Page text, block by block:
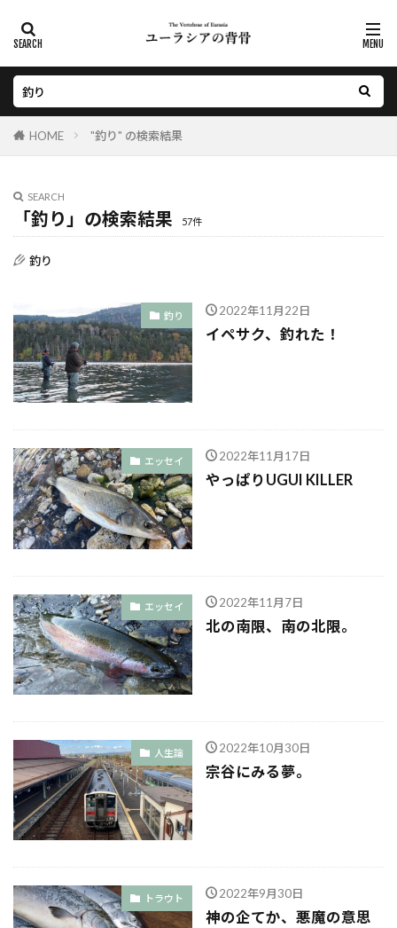
HOME "釣り" の検索結果
SEARCH
「釣り」の検索結果 57件
釣り
釣り 2022年11月22日
イペサク、釣れた！
エッセイ 2022年11月17日
やっぱりUGUI KILLER
エッセイ 2022年11月7日
北の南限、南の北限。
人生論 2022年10月30日
宗谷にみる夢。
トラウト 2022年9月30日
神の企てか、悪魔の意思